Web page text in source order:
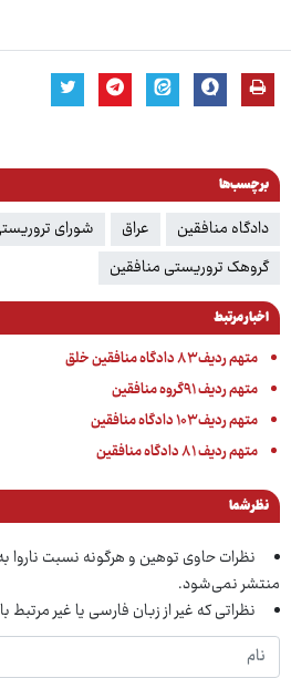
برچسب‌ها
دادگاه منافقین عراق شورای
گروهک تروریستی منافقین
اخبار مرتبط
متهم ردیف ۸۳ دادگاه منافقین خلق
متهم ردیف ۹۱گروه منافقین
متهم ردیف ۱۰۳ دادگاه منافقین
متهم ردیف ۸۱ دادگاه منافقین
نظر شما
نظرات حاوی توهین و هرگونه نسبت
منتشر نمی‌شود.
نظراتی که غیر از زبان فارسی یا غیر